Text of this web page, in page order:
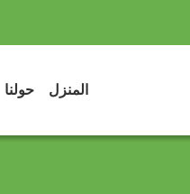
المنزل حولنا